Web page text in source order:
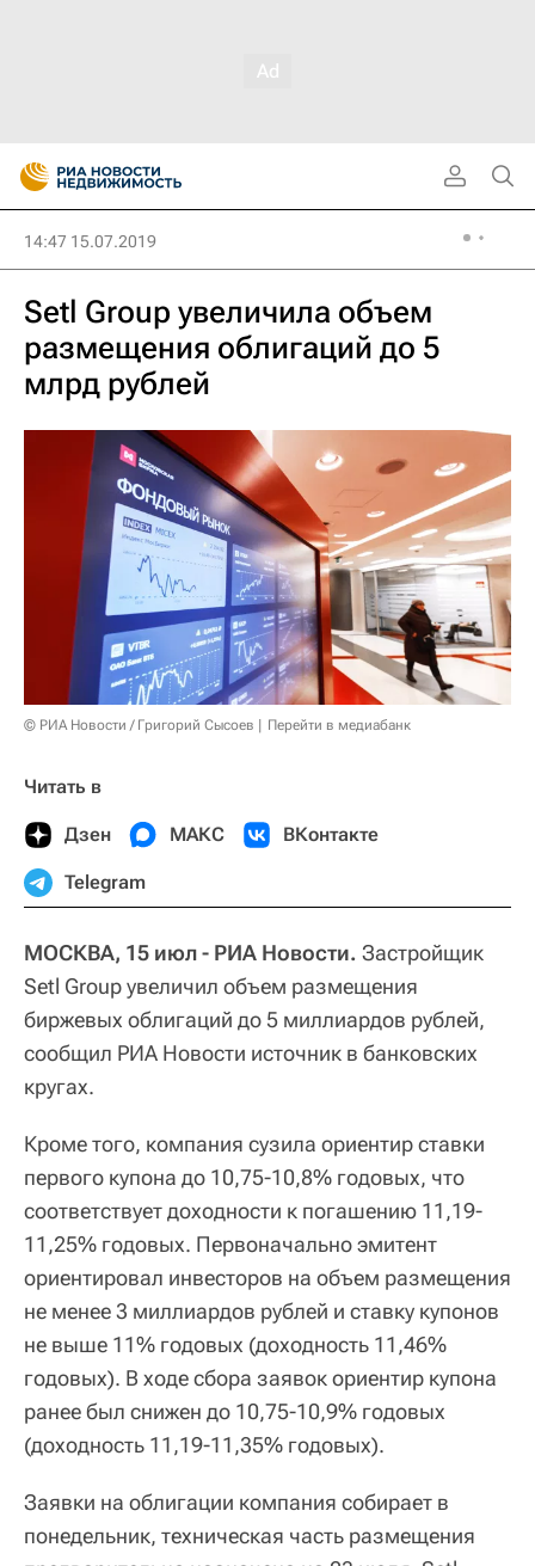
14:47 15.07.2019
Setl Group увеличила объем
размещения облигаций до 5
млрд рублей
© РИА Новости / Григорий Сысоев Перейти в медиабанк
Читать в
Дзен МАКС ВКонтакте
Telegram
МОСКВА, 15 июл - РИА Новости. Застройщик
Setl Group увеличил объем размещения
биржевых облигаций до 5 миллиардов рублей,
сообщил РИА Новости источник в банковских
кругах.
Кроме того, компания сузила ориентир ставки
первого купона до 10,75-10,8% годовых, что
соответствует доходности к погашению 11,19-
11,25% годовых. Первоначально эмитент
ориентировал инвесторов на объем размещения
не менее 3 миллиардов рублей и ставку купонов
не выше 11% годовых (доходность 11,46%
годовых). В ходе сбора заявок ориентир купона
ранее был снижен до 10,75-10,9% годовых
(доходность 11,19-11,35% годовых).
Заявки на облигации компания собирает в
понедельник, техническая часть размещения